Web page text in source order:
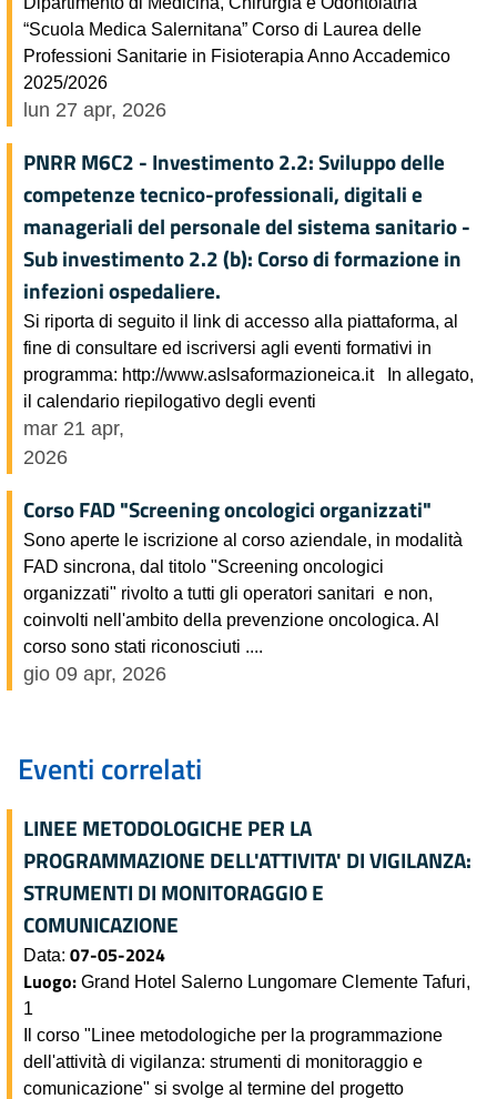
“Scuola Medica Salernitana” Corso di Laurea delle
Professioni Sanitarie in Fisioterapia Anno Accademico
2025/2026
lun 27 apr, 2026
PNRR M6C2 - Investimento 2.2: Sviluppo delle
competenze tecnico-professionali, digitali e
manageriali del personale del sistema sanitario -
Sub investimento 2.2 (b): Corso di formazione in
infezioni ospedaliere.
Si riporta di seguito il link di accesso alla piattaforma, al
fine di consultare ed iscriversi agli eventi formativi in
programma: http://www.aslsaformazioneica.it In allegato,
il calendario riepilogativo degli eventi
mar 21 apr,
2026
Corso FAD "Screening oncologici organizzati"
Sono aperte le iscrizione al corso aziendale, in modalità
FAD sincrona, dal titolo "Screening oncologici
organizzati" rivolto a tutti gli operatori sanitari e non,
coinvolti nell'ambito della prevenzione oncologica. Al
corso sono stati riconosciuti ....
gio 09 apr, 2026
Eventi correlati
LINEE METODOLOGICHE PER LA
PROGRAMMAZIONE DELL'ATTIVITA' DI VIGILANZA:
STRUMENTI DI MONITORAGGIO E
COMUNICAZIONE
Data: 07-05-2024
Luogo: Grand Hotel Salerno Lungomare Clemente Tafuri,
1
Il corso "Linee metodologiche per la programmazione
dell'attività di vigilanza: strumenti di monitoraggio e
comunicazione" si svolge al termine del progetto